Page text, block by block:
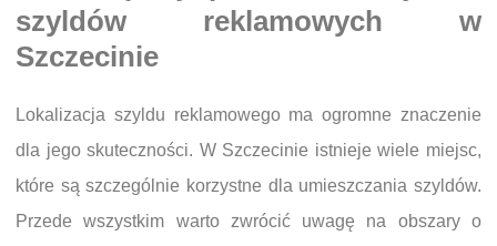
szyldów reklamowych w
Szczecinie
Lokalizacja szyldu reklamowego ma ogromne znaczenie
dla jego skuteczności. W Szczecinie istnieje wiele miejsc,
które są szczególnie korzystne dla umieszczania szyldów.
Przede wszystkim warto zwrócić uwagę na obszary o